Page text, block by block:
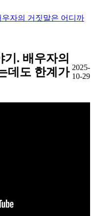
자의 거짓말은 어디까
기. 배우자의
데도 한계가 2025-
10-29